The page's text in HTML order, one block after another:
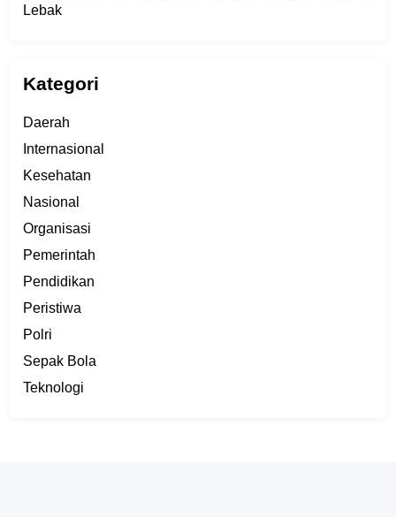
Lebak
Kategori
Daerah
Internasional
Kesehatan
Nasional
Organisasi
Pemerintah
Pendidikan
Peristiwa
Polri
Sepak Bola
Teknologi